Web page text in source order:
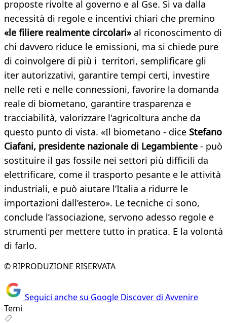
proposte rivolte al governo e al Gse. Si va dalla
necessità di regole e incentivi chiari che premino
«le filiere realmente circolari» al riconoscimento di
chi davvero riduce le emissioni, ma si chiede pure
di coinvolgere di più i territori, semplificare gli
iter autorizzativi, garantire tempi certi, investire
nelle reti e nelle connessioni, favorire la domanda
reale di biometano, garantire trasparenza e
tracciabilità, valorizzare l'agricoltura anche da
questo punto di vista. «Il biometano - dice Stefano
Ciafani, presidente nazionale di Legambiente - può
sostituire il gas fossile nei settori più difficili da
elettrificare, come il trasporto pesante e le attività
industriali, e può aiutare l’Italia a ridurre le
importazioni dall’estero». Le tecniche ci sono,
conclude l’associazione, servono adesso regole e
strumenti per mettere tutto in pratica. E la volontà
di farlo.
© RIPRODUZIONE RISERVATA
Seguici anche su Google Discover di Avvenire
Temi